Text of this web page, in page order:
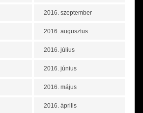
2016. szeptember
2016. augusztus
2016. július
2016. június
2016. május
2016. április